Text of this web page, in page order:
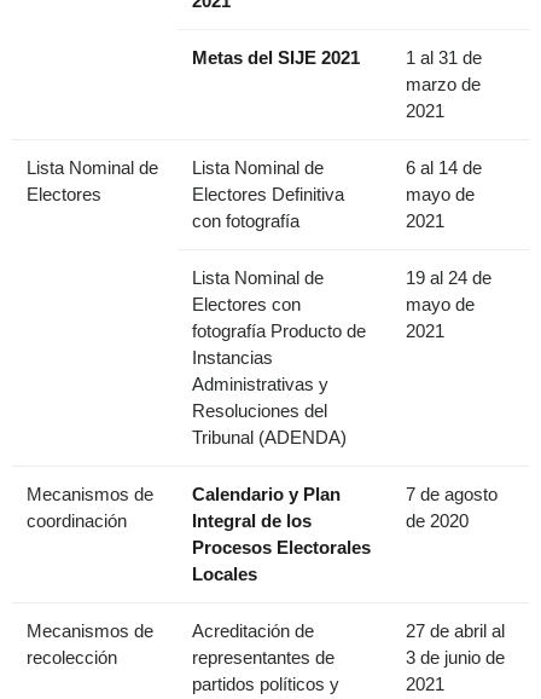
Metas del SIJE 2021
1 al 31 de
marzo de
2021
Lista Nominal de
Electores
Lista Nominal de
Electores Definitiva
con fotografía
6 al 14 de
mayo de
2021
Lista Nominal de
Electores con
fotografía Producto de
Instancias
Administrativas y
Resoluciones del
Tribunal (ADENDA)
19 al 24 de
mayo de
2021
Mecanismos de
coordinación
Calendario y Plan
Integral de los
Procesos Electorales
Locales
7 de agosto
de 2020
Mecanismos de
recolección
Acreditación de
representantes de
partidos políticos y
27 de abril al
3 de junio de
2021